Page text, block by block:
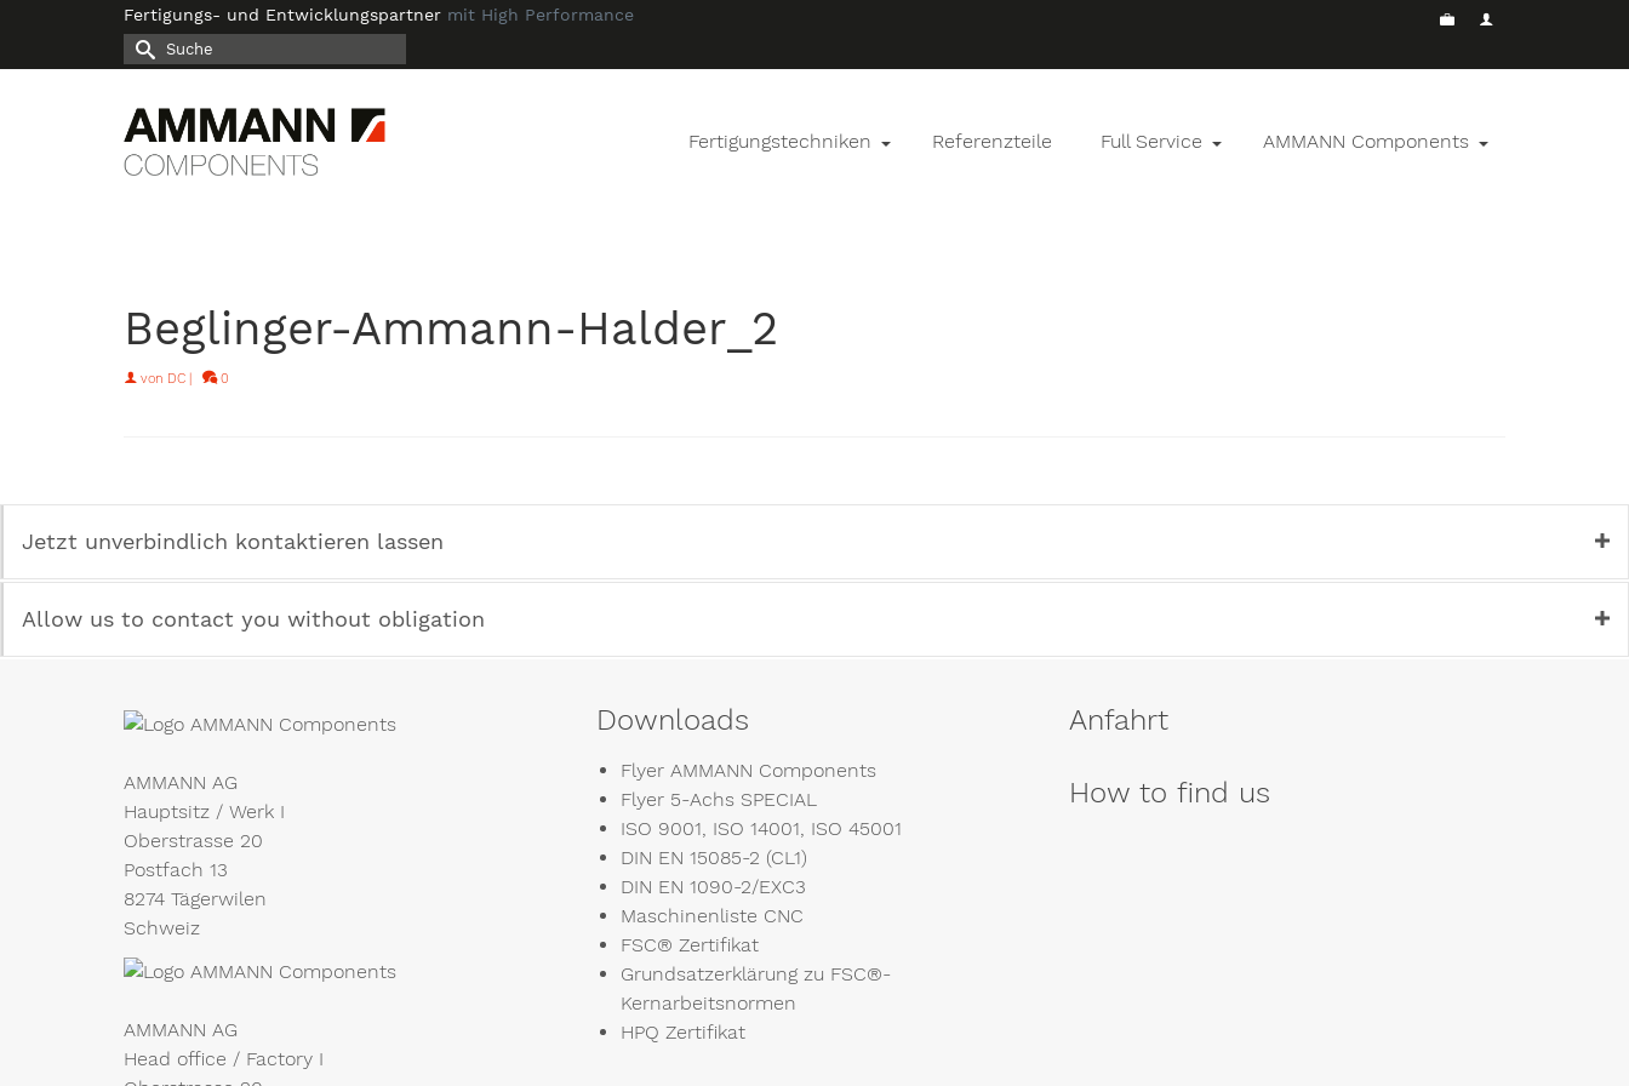
Fertigungs- und Entwicklungspartner mit High Performance
Suche
nach:
Fertigungstechniken Referenzteile Full Service AMMANN Components
Beglinger-Ammann-Halder_2
von DC | 0
Jetzt unverbindlich kontaktieren lassen
Allow us to contact you without obligation
AMMANN AG
Hauptsitz / Werk I
Oberstrasse 20
Postfach 13
8274 Tägerwilen
Schweiz
AMMANN AG
Head office / Factory I
Downloads
Flyer AMMANN Components
Flyer 5-Achs SPECIAL
ISO 9001, ISO 14001, ISO 45001
DIN EN 15085-2 (CL1)
DIN EN 1090-2/EXC3
Maschinenliste CNC
FSC® Zertifikat
Grundsatzerklärung zu FSC®-
Kernarbeitsnormen
HPQ Zertifikat
Anfahrt
How to find us